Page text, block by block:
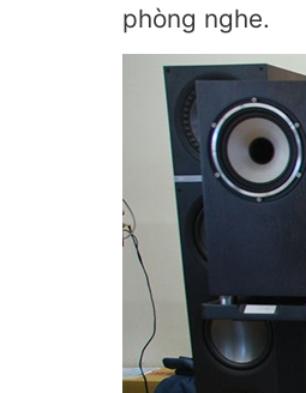
phòng nghe.